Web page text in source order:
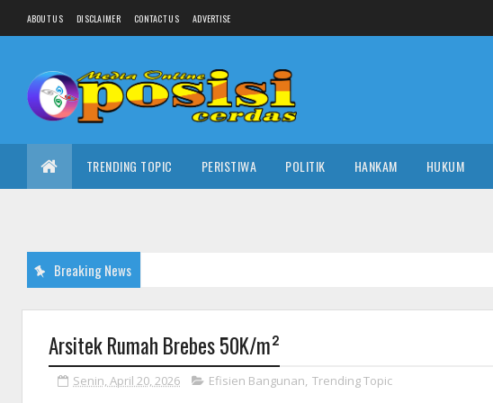
ABOUT US DISCLAIMER CONTACT US ADVERTISE
TRENDING TOPIC PERISTIWA POLITIK HANKAM HUKUM
Breaking News
Arsitek Rumah Brebes 50K/m²
Senin, April 20, 2026 Efisien Bangunan, Trending Topic